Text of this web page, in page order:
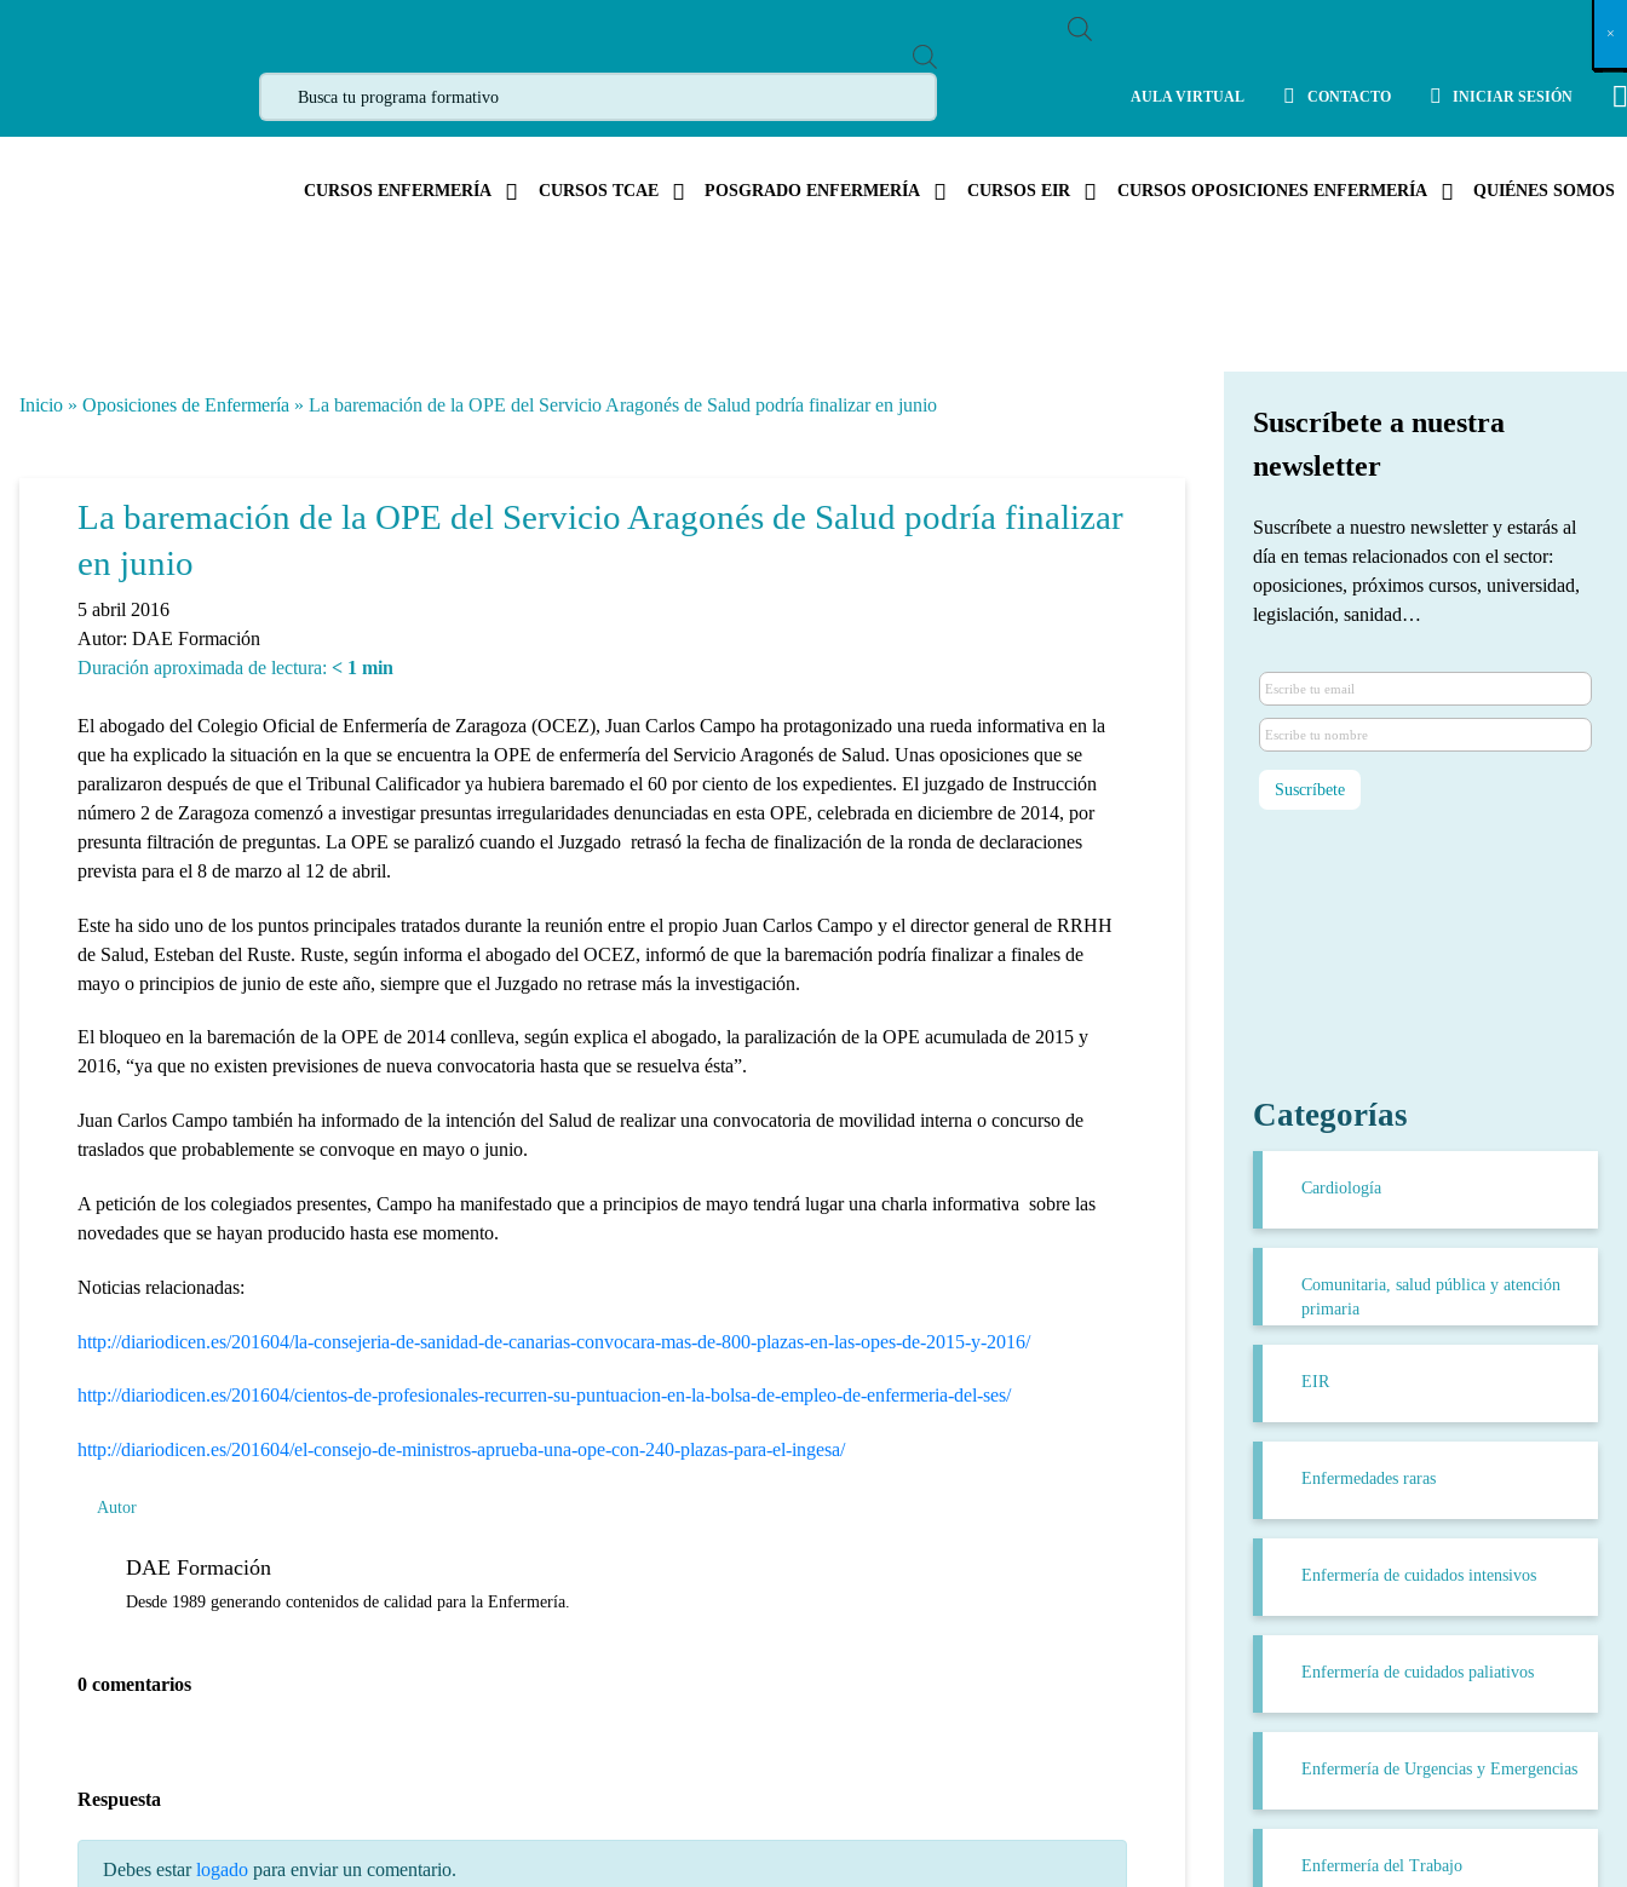
R
D
S
AULA VIRTUAL CONTACTO INICIAR SESIÓN
CURSOS ENFERMERÍA CURSOS TCAE POSGRADO ENFERMERÍA CURSOS EIR CURSOS OPOSICIONES ENFERMERÍA QUIÉNES SOMOS
Inicio » Oposiciones de Enfermería » La baremación de la OPE del Servicio Aragonés de Salud podría finalizar en junio
La baremación de la OPE del Servicio Aragonés de Salud podría finalizar
en junio
5 abril 2016
Autor: DAE Formación
Duración aproximada de lectura: < 1 min
El abogado del Colegio Oficial de Enfermería de Zaragoza (OCEZ), Juan Carlos Campo ha protagonizado una rueda informativa en la
que ha explicado la situación en la que se encuentra la OPE de enfermería del Servicio Aragonés de Salud. Unas oposiciones que se
paralizaron después de que el Tribunal Calificador ya hubiera baremado el 60 por ciento de los expedientes. El juzgado de Instrucción
número 2 de Zaragoza comenzó a investigar presuntas irregularidades denunciadas en esta OPE, celebrada en diciembre de 2014, por
presunta filtración de preguntas. La OPE se paralizó cuando el Juzgado retrasó la fecha de finalización de la ronda de declaraciones
prevista para el 8 de marzo al 12 de abril.
Este ha sido uno de los puntos principales tratados durante la reunión entre el propio Juan Carlos Campo y el director general de RRHH
de Salud, Esteban del Ruste. Ruste, según informa el abogado del OCEZ, informó de que la baremación podría finalizar a finales de
mayo o principios de junio de este año, siempre que el Juzgado no retrase más la investigación.
El bloqueo en la baremación de la OPE de 2014 conlleva, según explica el abogado, la paralización de la OPE acumulada de 2015 y
2016, “ya que no existen previsiones de nueva convocatoria hasta que se resuelva ésta”.
Juan Carlos Campo también ha informado de la intención del Salud de realizar una convocatoria de movilidad interna o concurso de
traslados que probablemente se convoque en mayo o junio.
A petición de los colegiados presentes, Campo ha manifestado que a principios de mayo tendrá lugar una charla informativa sobre las
novedades que se hayan producido hasta ese momento.
Noticias relacionadas:
http://diariodicen.es/201604/la-consejeria-de-sanidad-de-canarias-convocara-mas-de-800-plazas-en-las-opes-de-2015-y-2016/
http://diariodicen.es/201604/cientos-de-profesionales-recurren-su-puntuacion-en-la-bolsa-de-empleo-de-enfermeria-del-ses/
http://diariodicen.es/201604/el-consejo-de-ministros-aprueba-una-ope-con-240-plazas-para-el-ingesa/
Autor
DAE Formación
Desde 1989 generando contenidos de calidad para la Enfermería.
0 comentarios
Respuesta
Debes estarlogado para enviar un comentario.
Suscríbete a nuestra
newsletter
Suscríbete a nuestro newsletter y estarás al
día en temas relacionados con el sector:
oposiciones, próximos cursos, universidad,
legislación, sanidad…
Categorías
Cardiología
Comunitaria, salud pública y atención
primaria
EIR
Enfermedades raras
Enfermería de cuidados intensivos
Enfermería de cuidados paliativos
Enfermería de Urgencias y Emergencias
Enfermería del Trabajo
X
×
×
×
×
×
×
×
×
×
×
×
×
×
×
×
×
×
×
×
×
×
×
×
×
×
×
×
×
×
×
×
×
×
×
×
×
×
×
×
×
×
×
×
×
×
×
×
×
×
×
×
×
×
×
×
×
×
×
×
×
×
×
×
×
×
×
×
×
×
×
×
×
×
×
×
×
×
×
×
×
×
×
×
×
×
×
×
×
×
×
×
×
×
×
×
×
×
×
×
×
×
×
×
×
×
×
×
×
×
×
×
×
×
×
×
×
×
×
×
×
×
×
×
×
×
×
×
×
×
×
×
×
×
×
×
×
×
×
×
×
×
×
×
×
×
×
×
×
×
×
×
×
×
×
×
×
×
×
×
×
×
×
×
×
×
×
×
×
×
×
×
×
×
×
×
×
×
×
×
×
×
×
×
×
×
×
×
×
×
×
×
×
×
×
×
×
×
×
×
×
×
×
×
×
×
×
×
×
×
×
×
×
×
×
×
×